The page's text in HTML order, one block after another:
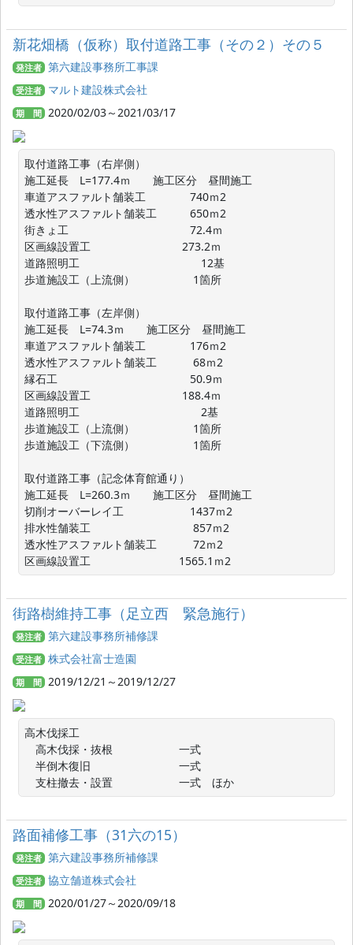
新花畑橋（仮称）取付道路工事（その２）その５
発注者 第六建設事務所工事課
受注者 マルト建設株式会社
期 間 2020/02/03～2021/03/17
取付道路工事（右岸側）
施工延長　L=177.4ｍ　　施工区分　昼間施工
車道アスファルト舗装工　　　　740ｍ2
透水性アスファルト舗装工　　　650ｍ2
街きょ工　　　　　　　　　　　72.4ｍ
区画線設置工　　　　　　　　 273.2ｍ
道路照明工　　　　　　　　　　　12基
歩道施設工（上流側）　　　　　 1箇所
取付道路工事（左岸側）
施工延長　L=74.3ｍ　　施工区分　昼間施工
車道アスファルト舗装工　　　　176ｍ2
透水性アスファルト舗装工　　　 68ｍ2
縁石工　　　　　　　　　　　　50.9ｍ
区画線設置工　　　　　　　　 188.4ｍ
道路照明工　　　　　　　　　　　2基
歩道施設工（上流側）　　　　　 1箇所
歩道施設工（下流側）　　　　　 1箇所
取付道路工事（記念体育館通り）
施工延長　L=260.3ｍ　　施工区分　昼間施工
切削オーバーレイ工　　　　　　1437ｍ2
排水性舗装工　　　　　　　　　 857ｍ2
透水性アスファルト舗装工　　　 72ｍ2
区画線設置工　　　　　　　　1565.1ｍ2
街路樹維持工事（足立西 緊急施行）
発注者 第六建設事務所補修課
受注者 株式会社富士造園
期 間 2019/12/21～2019/12/27
高木伐採工
高木伐採・抜根　　　　　　一式
半倒木復旧　　　　　　　　一式
支柱撤去・設置　　　　　　一式　ほか
路面補修工事（31六の15）
発注者 第六建設事務所補修課
受注者 協立舗道株式会社
期 間 2020/01/27～2020/09/18